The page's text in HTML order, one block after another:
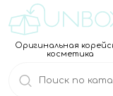
Оригинальная
косметика